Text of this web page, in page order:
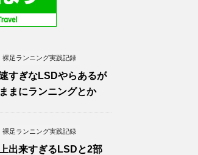
裸足ランニング実践記録
すぎなLSDやらあるが
ままにランニングとか
裸足ランニング実践記録
上出来すぎるLSDと2部